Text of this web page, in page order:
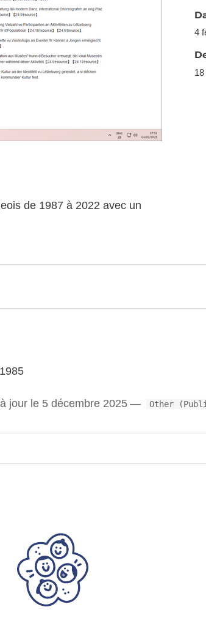
de 1987 à 2022 avec un
4
jour le 5 décembre 2025 Other